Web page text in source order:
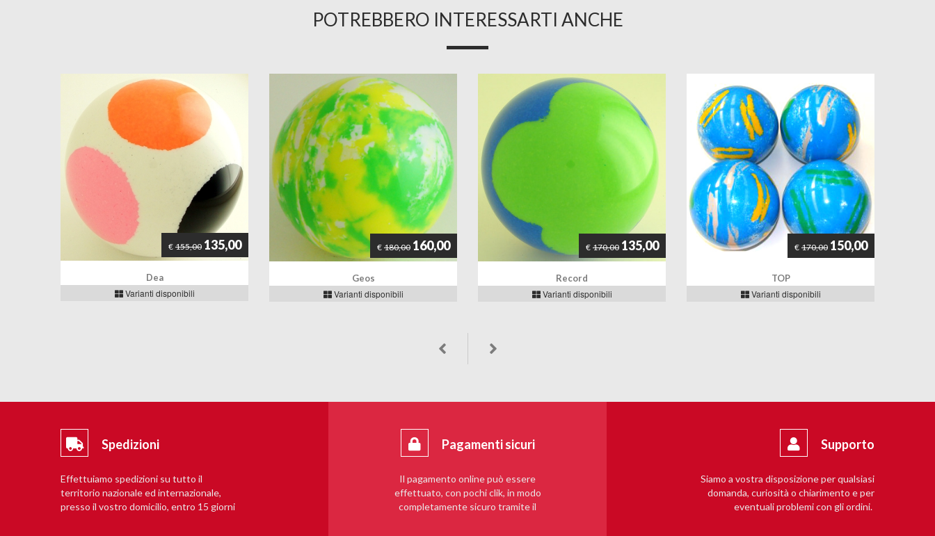
POTREBBERO INTERESSARTI ANCHE
€ 155,00 135,00
Dea
Varianti disponibili
€ 180,00 160,00
Geos
Varianti disponibili
€ 170,00 135,00
Record
Varianti disponibili
€ 170,00 150,00
TOP
Varianti disponibili
Spedizioni
Effettuiamo spedizioni su tutto il
territorio nazionale ed internazionale,
presso il vostro domicilio, entro 15 giorni
Pagamenti sicuri
Il pagamento online può essere
effettuato, con pochi clik, in modo
completamente sicuro tramite il
Supporto
Siamo a vostra disposizione per qualsiasi
domanda, curiosità o chiarimento e per
eventuali problemi con gli ordini.